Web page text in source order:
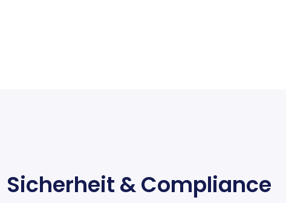
Sicherheit & Compliance